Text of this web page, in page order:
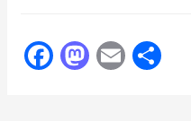
F
M E